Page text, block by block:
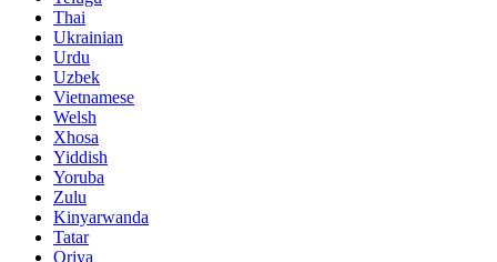
Thai
Ukrainian
Urdu
Uzbek
Vietnamese
Welsh
Xhosa
Yiddish
Yoruba
Zulu
Kinyarwanda
Tatar
Oriya